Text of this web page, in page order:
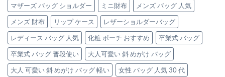
革
ト
ー
ト
バ
ッ
グ」
3
選
マザーズ バッグ ショルダー
ミニ財布
メンズ バッグ 人気
メンズ 財布
リップ ケース
レザーショルダーバッグ
レディース バッグ 人気
化粧 ポーチ おすすめ
卒業式 バッグ
卒業式 バッグ 普段使い
大人可愛い 斜 めがけ バッグ
大人 可愛い 斜 めがけ バッグ 軽い
女性 バッグ 人気 30 代